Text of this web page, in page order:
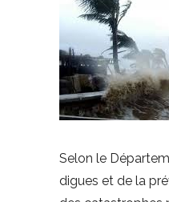
Selon le
digues et de la